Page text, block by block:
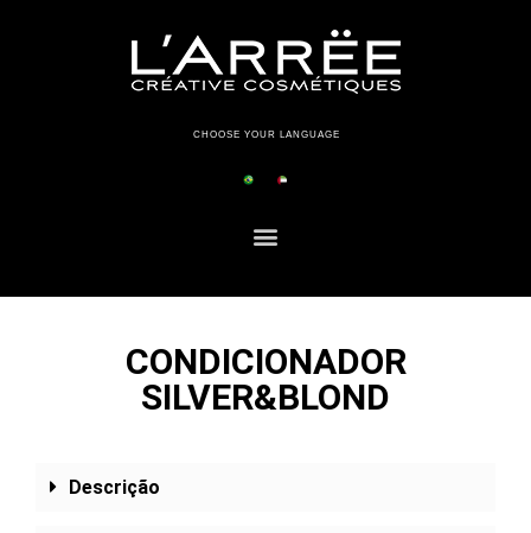
CHOOSE YOUR LANGUAGE
CONDICIONADOR
SILVER&BLOND
Descrição